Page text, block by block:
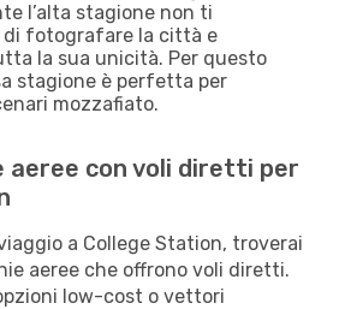
l’alta stagione non ti
di fotografare la città e
la sua unicità. Per questo
stagione è perfetta per
mozzafiato.
aeree con voli diretti per
a College Station, troverai
aeree che offrono voli diretti.
low-cost o vettori